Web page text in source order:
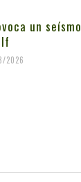
un seísmo
2026